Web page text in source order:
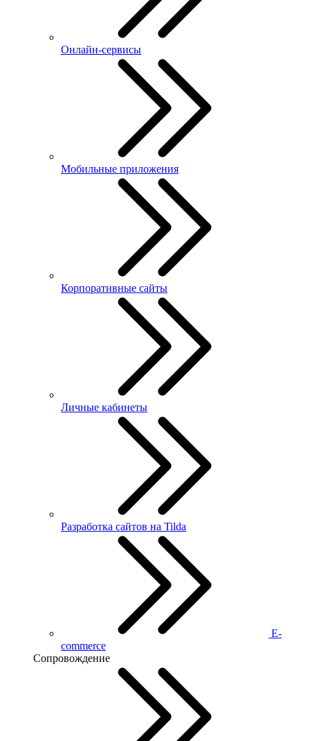
Онлайн-сервисы
Мобильные приложения
Корпоративные сайты
Личные кабинеты
Разработка сайтов на Tilda
E-
commerce
Сопровождение